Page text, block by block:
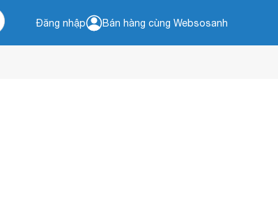
Đăng nhập Bán hàng cùng Websosanh